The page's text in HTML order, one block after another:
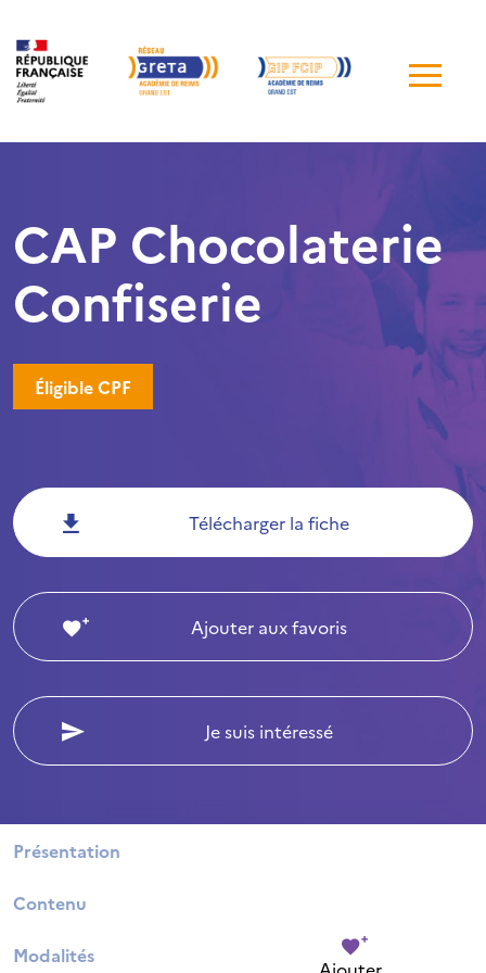
de
CAP Chocolaterie
Confiserie
Éligible CPF
Télécharger la fiche
Ajouter aux favoris
Je suis intéressé
Présentation
Contenu
Modalités